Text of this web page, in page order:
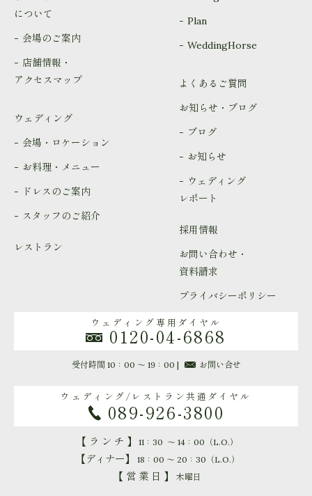
について
会場のご案内
店舗情報・
アクセスマップ
Plan
WeddingHorse
ウェディング
会場・ロケーション
お料理・メニュー
ドレスのご案内
スタッフのご紹介
レストラン
よくあるご質問
お知らせ・ブログ
ブログ
お知らせ
ウェディング
レポート
採用情報
お問い合わせ・
資料請求
プライバシーポリシー
ウェディング専用ダイヤル
0120-04-6868
受付時間 10：00 ～ 19：00 | お問い合せ
ウェディング/レストラン共通ダイヤル
089-926-3800
【 ラ ン チ 】 11：30 ～ 14：00（L.O.）
【ディナー】 18：00 ～ 20：30（L.O.）
【 営 業 日 】 木曜日